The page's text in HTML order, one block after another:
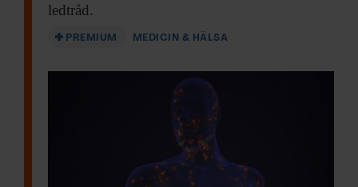
ledtråd.
PREMIUM MEDICIN & HÄLSA